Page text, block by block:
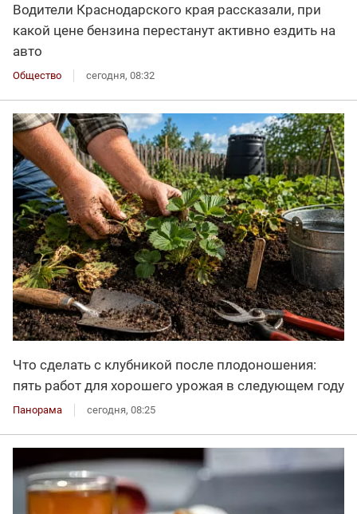
Водители Краснодарского края рассказали, при
какой цене бензина перестанут активно ездить на
авто
Общество сегодня, 08:32
Что сделать с клубникой после плодоношения:
пять работ для хорошего урожая в следующем году
Панорама сегодня, 08:25